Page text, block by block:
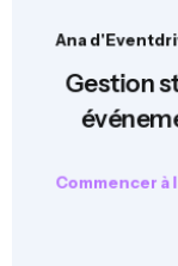
Ana
Gestion
Commencer à